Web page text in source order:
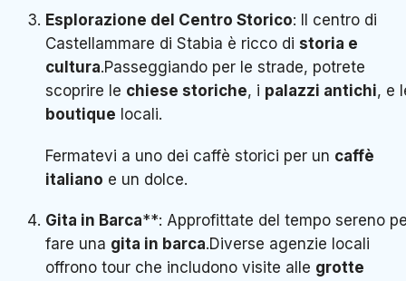
Esplorazione del Centro Storico: Il centro di
Castellammare di Stabia è ricco di storia e
cultura.Passeggiando per le strade, potrete
scoprire le chiese storiche, i palazzi antichi, e
boutique locali.
Fermatevi a uno dei caffè storici per un caffè
italiano e un dolce.
Gita in Barca**: Approfittate del tempo sereno
fare una gita in barca.Diverse agenzie locali
offrono tour che includono visite alle grotte